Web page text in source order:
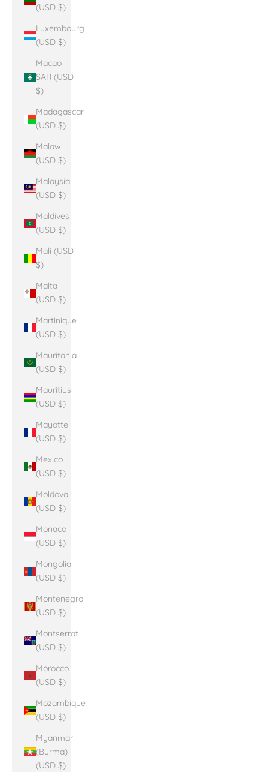
(USD $)
Luxembourg
(USD $)
Macao
SAR (USD
$)
Madagascar
(USD $)
Malawi
(USD $)
Malaysia
(USD $)
Maldives
(USD $)
Mali (USD
$)
Malta
(USD $)
Martinique
(USD $)
Mauritania
(USD $)
Mauritius
(USD $)
Mayotte
(USD $)
Mexico
(USD $)
Moldova
(USD $)
Monaco
(USD $)
Mongolia
(USD $)
Montenegro
(USD $)
Montserrat
(USD $)
Morocco
(USD $)
Mozambique
(USD $)
Myanmar
(Burma)
(USD $)